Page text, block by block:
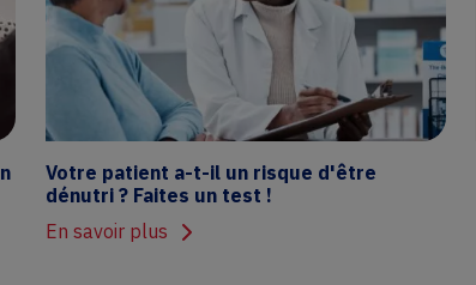
Votre patient a-t-il un risque d'être
dénutri ? Faites un test !
En savoir plus